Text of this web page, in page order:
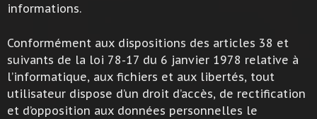
informations.
Conformément aux dispositions des articles 38 et
suivants de la loi 78-17 du 6 janvier 1978 relative à
l’informatique, aux fichiers et aux libertés, tout
utilisateur dispose d’un droit d’accès, de rectification
et d’opposition aux données personnelles le